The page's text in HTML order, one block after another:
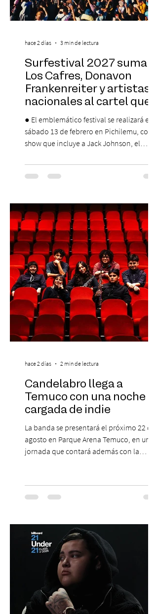
Surfestival 2027 suma a
Los Cafres, Donavon
Frankenreiter y artistas
nacionales al cartel que
encabeza Jack Johnson
● El emblemático festival se realizará el
sábado 13 de febrero en Pichilemu, con un
show que incluye a Jack Johnson, el
El lunes 10 de agosto comienza la
Preventa Exclusiva Santander con 30%
stock). Posterior a esta preventa exclusiva
se da inicio a la segunda etapa con una
preventa con 20% descuento para los
clientes del mismo banco y 20% para las
personas que se pre inscribieron y el miérc
hace 2 días 3 min de lectura
Candelabro llega a
Temuco con una noche
cargada de indie
La banda se presentará el próximo 22 de
agosto en Parque Arena Temuco, en una
jornada que contará además con la
agosto, el Parque Arena Temuco será
escenario de una noche dedicada al indie
banda que llegará a la capital de La
Araucanía para ofrecer un show cargado
de energía, guitarras y canciones que han
marcado su breve pero exitosa trayectoria.
hace 2 días 2 min de lectura